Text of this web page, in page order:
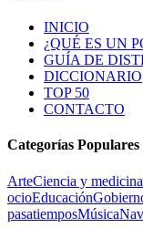
INICIO
¿QUÉ ES UN
GUÍA DE
DICCIONARIO
TOP 50
CONTACTO
Categorías Populares
ArteCiencia y medicina
ocioEducación
pasatiemposMúsica